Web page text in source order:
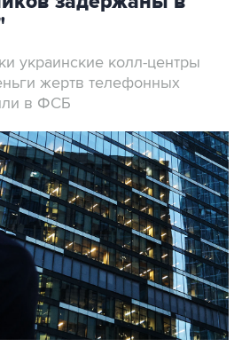
украинские колл-центры
жертв телефонных
в ФСБ